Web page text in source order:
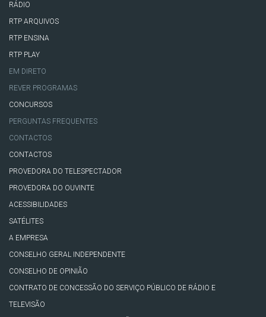
RÁDIO
RTP ARQUIVOS
RTP ENSINA
RTP PLAY
EM DIRETO
REVER PROGRAMAS
CONCURSOS
PERGUNTAS FREQUENTES
CONTACTOS
CONTACTOS
PROVEDORA DO TELESPECTADOR
PROVEDORA DO OUVINTE
ACESSIBILIDADES
SATÉLITES
A EMPRESA
CONSELHO GERAL INDEPENDENTE
CONSELHO DE OPINIÃO
CONTRATO DE CONCESSÃO DO SERVIÇO PÚBLICO DE RÁDIO E
TELEVISÃO